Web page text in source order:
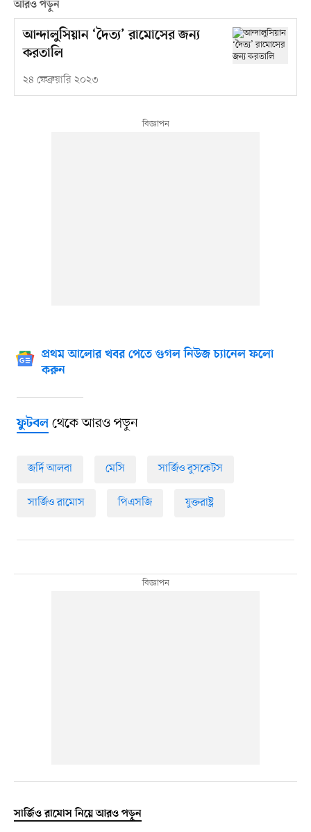
আরও পড়ুন
আন্দালুসিয়ান ‘দৈত্য’ রামোসের জন্য
করতালি
২৪ ফেব্রুয়ারি ২০২৩
প্রথম আলোর খবর পেতে গুগল নিউজ চ্যানেল ফলো
করুন
ফুটবলথেকে আরও পড়ুন
জর্দি আলবা মেসি সার্জিও বুসকেটস
সার্জিও রামোস পিএসজি যুক্তরাষ্ট্র
সার্জিও রামোস নিয়ে আরও পড়ুন